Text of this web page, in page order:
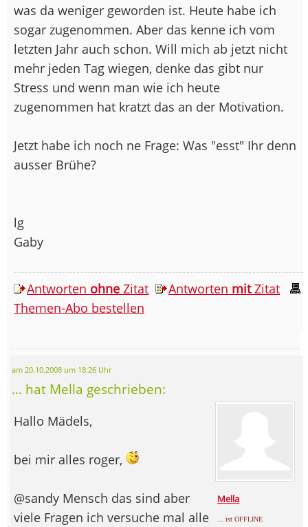
was da weniger geworden ist. Heute habe ich
sogar zugenommen. Aber das kenne ich vom
letzten Jahr auch schon. Will mich ab jetzt nicht
mehr jeden Tag wiegen, denke das gibt nur
Stress und wenn man wie ich heute
zugenommen hat kratzt das an der Motivation.
Jetzt habe ich noch ne Frage: Was "esst" Ihr denn
ausser Brühe?
lg
Gaby
Antworten ohne Zitat Antworten mitZitat
Themen-Abo bestellen
am 20.10.2008 um 18:26 Uhr
... hat Mella geschrieben:
Mella
... ist OFFLINE
Hallo Mädels,
bei mir alles roger,
@sandy Mensch das sind aber
viele Fragen ich versuche mal alle